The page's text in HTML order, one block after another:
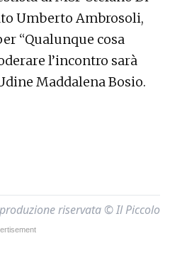
Umberto Ambrosoli,
“Qualunque cosa
l’incontro sarà
Maddalena Bosio.
riservata © Il Piccolo